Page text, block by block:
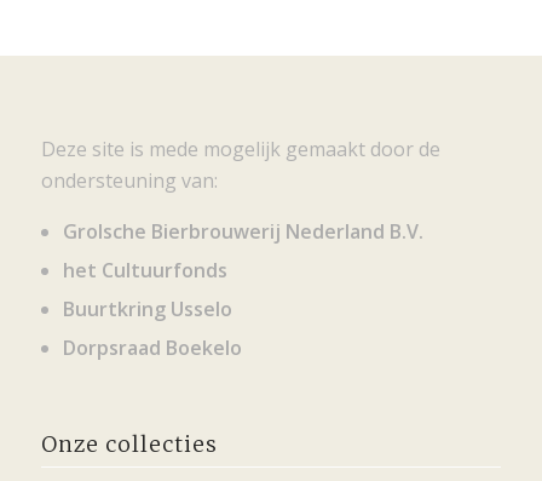
Deze site is mede mogelijk gemaakt door de
ondersteuning van:
Grolsche Bierbrouwerij Nederland B.V.
het Cultuurfonds
Buurtkring Usselo
Dorpsraad Boekelo
Onze collecties